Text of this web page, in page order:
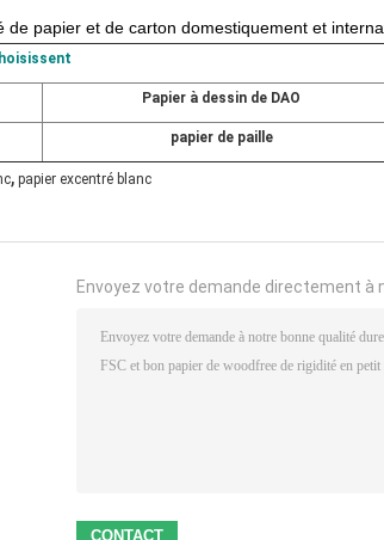
papier et de carton domestiquement et
Papier à dessin de DAO
papier de paille
, papier excentré blanc
Envoyez votre demande directement à